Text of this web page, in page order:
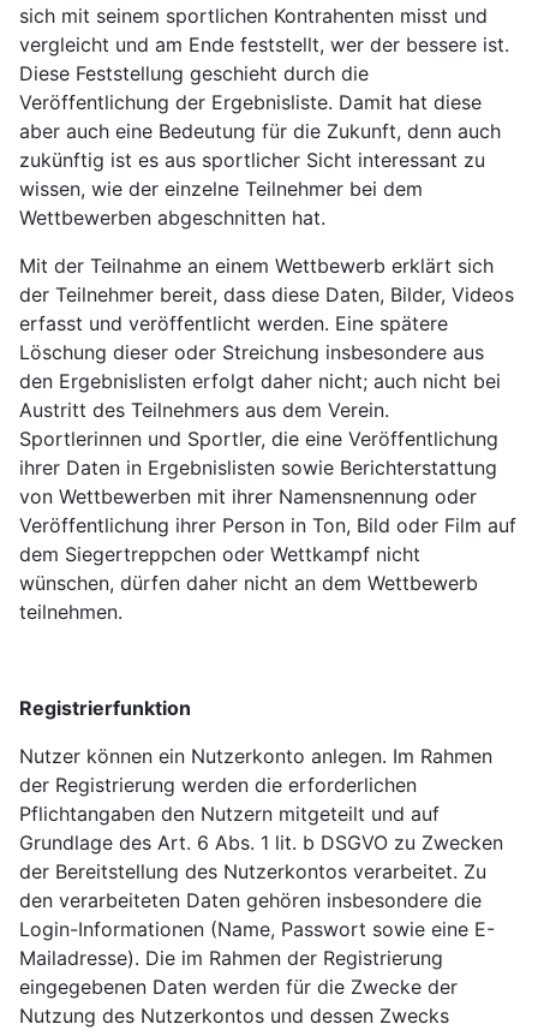
sich mit seinem sportlichen Kontrahenten misst und
vergleicht und am Ende feststellt, wer der bessere ist.
Diese Feststellung geschieht durch die
Veröffentlichung der Ergebnisliste. Damit hat diese
aber auch eine Bedeutung für die Zukunft, denn auch
zukünftig ist es aus sportlicher Sicht interessant zu
wissen, wie der einzelne Teilnehmer bei dem
Wettbewerben abgeschnitten hat.
Mit der Teilnahme an einem Wettbewerb erklärt sich
der Teilnehmer bereit, dass diese Daten, Bilder, Videos
erfasst und veröffentlicht werden. Eine spätere
Löschung dieser oder Streichung insbesondere aus
den Ergebnislisten erfolgt daher nicht; auch nicht bei
Austritt des Teilnehmers aus dem Verein.
Sportlerinnen und Sportler, die eine Veröffentlichung
ihrer Daten in Ergebnislisten sowie Berichterstattung
von Wettbewerben mit ihrer Namensnennung oder
Veröffentlichung ihrer Person in Ton, Bild oder Film auf
dem Siegertreppchen oder Wettkampf nicht
wünschen, dürfen daher nicht an dem Wettbewerb
teilnehmen.
Registrierfunktion
Nutzer können ein Nutzerkonto anlegen. Im Rahmen
der Registrierung werden die erforderlichen
Pflichtangaben den Nutzern mitgeteilt und auf
Grundlage des Art. 6 Abs. 1 lit. b DSGVO zu Zwecken
der Bereitstellung des Nutzerkontos verarbeitet. Zu
den verarbeiteten Daten gehören insbesondere die
Login-Informationen (Name, Passwort sowie eine E-
Mailadresse). Die im Rahmen der Registrierung
eingegebenen Daten werden für die Zwecke der
Nutzung des Nutzerkontos und dessen Zwecks